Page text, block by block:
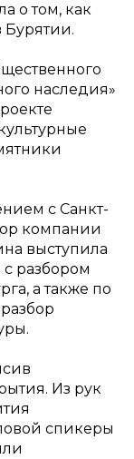
о том, как
Бурятии.
наследия»
с Санкт-
компании
выступила
с разбором
а также по
Из рук
спикеры